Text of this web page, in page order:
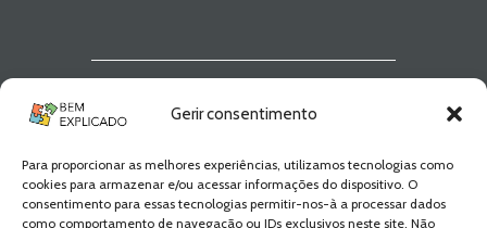
Gerir consentimento
Para proporcionar as melhores experiências, utilizamos tecnologias como
cookies para armazenar e/ou acessar informações do dispositivo. O
consentimento para essas tecnologias permitir-nos-à a processar dados
como comportamento de navegação ou IDs exclusivos neste site. Não
Explicado
Fica a par de todas as novidades! Zero
Spam, apenas novidades e novos